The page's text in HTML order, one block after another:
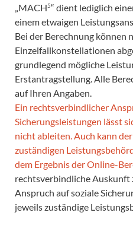
„MACH5“ dient lediglich
einem etwaigen
Bei der Berechnung können
Einzelfallkonstellationen
grundlegend mögliche
Erstantragstellung. Alle
auf Ihren Angaben.
Ein rechtsverbindlicher
Sicherungsleistungen lässt
nicht ableiten. Auch kann
zuständigen
dem Ergebnis der Online-
rechtsverbindliche Auskunft
Anspruch auf soziale
jeweils zuständige